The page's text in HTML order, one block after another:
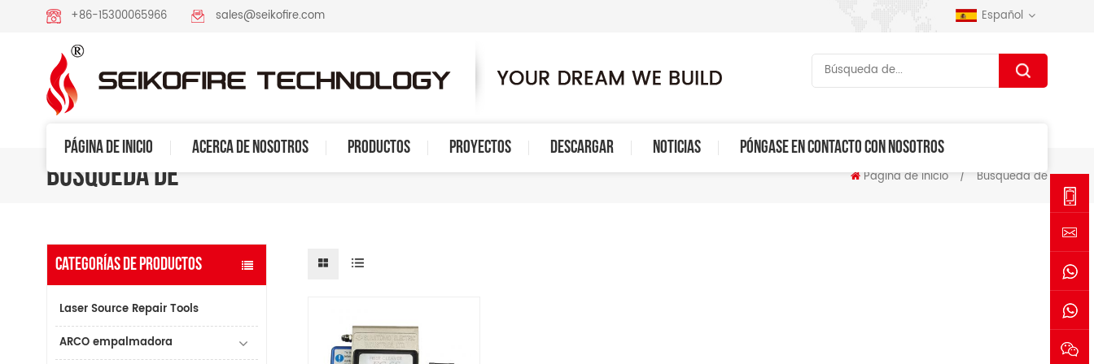
+86-15300065966 sales@seikofire.com Español
PÁGINA DE INICIO ACERCA DE NOSOTROS PRODUCTOS PROYECTOS DESCARGAR NOTICIAS PÓNGASE EN CONTACTO CON NOSOTROS
BÚSQUEDA DE Página de inicio / Búsqueda de
CATEGORÍAS DE PRODUCTOS
Laser Source Repair Tools
ARCO empalmadora
+86-